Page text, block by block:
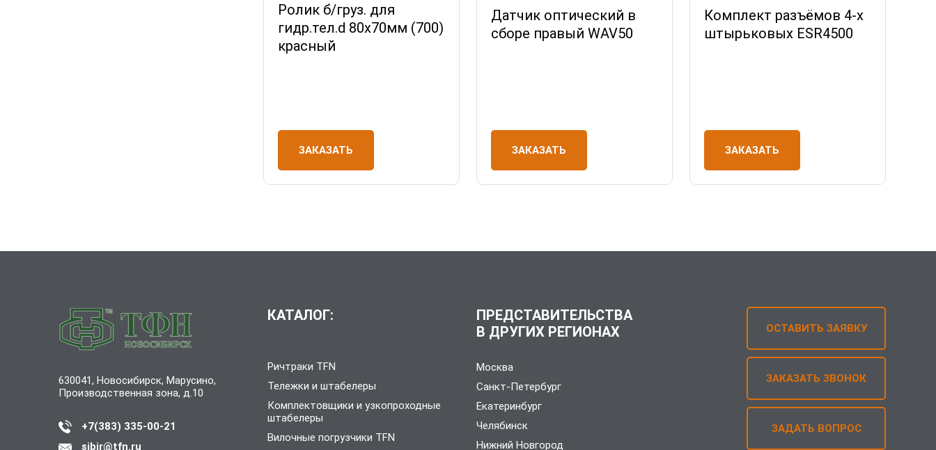
Ролик б/груз. для
гидр.тел.d 80х70мм (700)
красный
ЗАКАЗАТЬ
Датчик оптический в
сборе правый WAV50
ЗАКАЗАТЬ
Комплект разъёмов 4-х
штырьковых ESR4500
ЗАКАЗАТЬ
630041, Новосибирск, Марусино,
Производственная зона, д.10
+7(383) 335-00-21
sibir@tfn.ru
КАТАЛОГ:
Ричтраки TFN
Тележки и штабелеры
Комплектовщики и узкопроходные
штабелеры
Вилочные погрузчики TFN
ПРЕДСТАВИТЕЛЬСТВА
В ДРУГИХ РЕГИОНАХ
Москва
Санкт-Петербург
Екатеринбург
Челябинск
Нижний Новгород
ОСТАВИТЬ ЗАЯВКУ
ЗАКАЗАТЬ ЗВОНОК
ЗАДАТЬ ВОПРОС